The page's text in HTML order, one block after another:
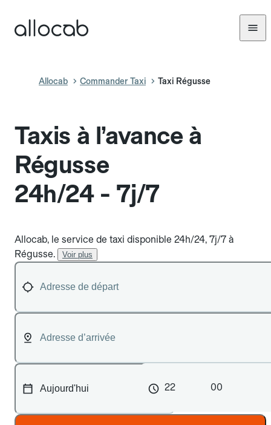
Allocab Commander Taxi Taxi Régusse
Taxis à l’avance à
Régusse
24h/24 - 7j/7
Allocab, le service de taxi disponible 24h/24, 7j/7 à
Régusse.
Voir plus
22 00